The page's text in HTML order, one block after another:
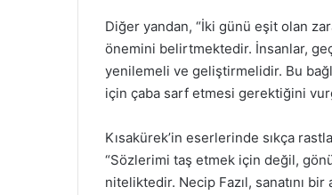
Diğer yandan, “İki günü eşit olan
önemini belirtmektedir. İnsanlar,
yenilemeli ve geliştirmelidir. Bu
için çaba sarf etmesi gerektiğini
Kısakürek’in eserlerinde sıkça
“Sözlerimi taş etmek için değil,
niteliktedir. Necip Fazıl, sanatını